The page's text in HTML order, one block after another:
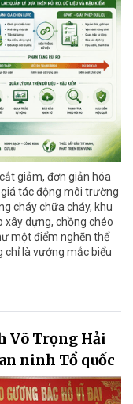
giảm, đơn giản hóa
tác động môi trường
cháy chữa cháy, khu
xây dựng, chồng chéo
một điểm nghẽn thể
chỉ là vướng mắc biểu
Võ Trọng Hải
ninh Tổ quốc